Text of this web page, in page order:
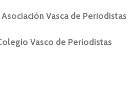
Vasca de Periodistas
Vasco de Periodistas